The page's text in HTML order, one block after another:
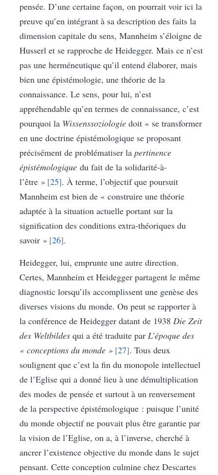
pensée. D’une certaine façon, on pourrait voir ici la
preuve qu’en intégrant à sa description des faits la
dimension capitale du sens, Mannheim s’éloigne de
Husserl et se rapproche de Heidegger. Mais ce n’est
pas une herméneutique qu’il entend élaborer, mais
bien une épistémologie, une théorie de la
connaissance. Le sens, pour lui, n’est
appréhendable qu’en termes de connaissance, c’est
pourquoi la Wissenssoziologie doit « se transformer
en une doctrine épistémologique se proposant
précisément de problématiser la pertinence
épistémologique du fait de la solidarité-à-
l’être » 25 . À terme, l’objectif que poursuit
Mannheim est bien de « construire une théorie
adaptée à la situation actuelle portant sur la
signification des conditions extra-théoriques du
savoir » 26 .
Heidegger, lui, emprunte une autre direction.
Certes, Mannheim et Heidegger partagent le même
diagnostic lorsqu’ils accomplissent une genèse des
diverses visions du monde. On peut se rapporter à
la conférence de Heidegger datant de 1938 Die Zeit
des Weltbildes qui a été traduite par L’époque des
« conceptions du monde » 27 . Tous deux
soulignent que c’est la fin du monopole intellectuel
de l’Eglise qui a donné lieu à une démultiplication
des modes de pensée et surtout à un renversement
de la perspective épistémologique : puisque l’unité
du monde objectif ne pouvait plus être garantie par
la vision de l’Eglise, on a, à l’inverse, cherché à
ancrer l’existence objective du monde dans le sujet
pensant. Cette conception culmine chez Descartes